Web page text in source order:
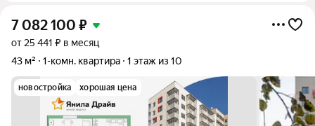
7 082 100 ₽
от 25 441 ₽ в месяц
43 м²
1-комн. квартира 1 этаж из 10
новостройка хорошая цена